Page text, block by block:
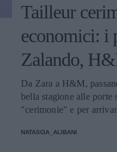
Tailleur
economici: i
Zalando,
Da Zara a H&M,
bella stagione alle porte
"cerimonie" e per
NATASCIA_ALIBANI